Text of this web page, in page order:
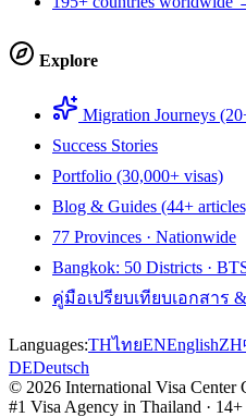
Explore
Migration Journeys
Success Stories
Portfolio (30,000+ visas)
Blog & Guides (44+
77 Provinces · Nationwide
Bangkok: 50 Districts ·
คู่มือเปรียบเทียบเอกสาร
Languages:THไทยENEnglishZH
DEDeutsch
© 2026 International Visa Center
#1 Visa Agency in Thailand ·